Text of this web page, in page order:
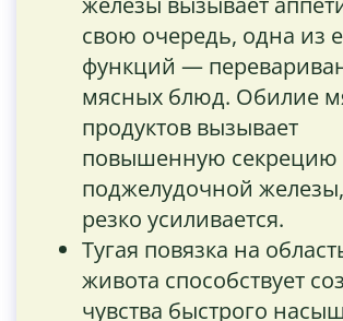
свою очередь, одна из
функций —
мясных блюд. Обилие
продуктов вызывает
повышенную секрецию
поджелудочной
резко усиливается.
Тугая повязка на
живота cпособствует
чувства быстрого